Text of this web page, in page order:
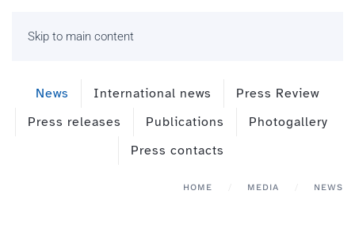
Skip to main content
News International news
Press Review
Press releases
Publications
Photogallery
Press contacts
HOME MEDIA NEWS